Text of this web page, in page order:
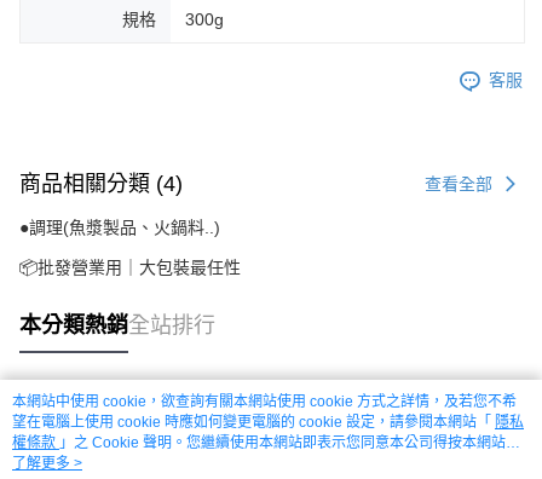
規格 300g
客服
商品相關分類 (4) 查看全部
●調理(魚漿製品、火鍋料..)
📦批發營業用｜大包裝最任性
本分類熱銷全站排行
熱門標籤
本網站中使用 cookie，欲查詢有關本網站使用 cookie 方式之詳情，及若您不希
望在電腦上使用 cookie 時應如何變更電腦的 cookie 設定，請參閱本網站「 隱私
權條款 」之 Cookie 聲明。您繼續使用本網站即表示您同意本公司得按本網站使
用條款之 Cookie 聲明使用 cookie。
了解更多 >